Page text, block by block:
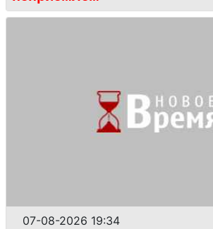
07-08-2026 19:34